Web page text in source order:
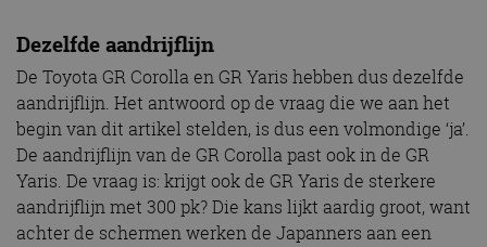
Dezelfde aandrijflijn
De Toyota GR Corolla en GR Yaris hebben dus dezelfde
aandrijflijn. Het antwoord op de vraag die we aan het
begin van dit artikel stelden, is dus een volmondige ‘ja’.
De aandrijflijn van de GR Corolla past ook in de GR
Yaris. De vraag is: krijgt ook de GR Yaris de sterkere
aandrijflijn met 300 pk? Die kans lijkt aardig groot, want
achter de schermen werken de Japanners aan een